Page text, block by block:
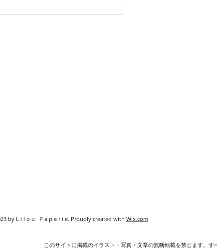
by L i l o u P a p e r i e. Proudly created with Wix.com
このサイトに掲載のイラスト・写真・文章の無断転載を禁じます。す